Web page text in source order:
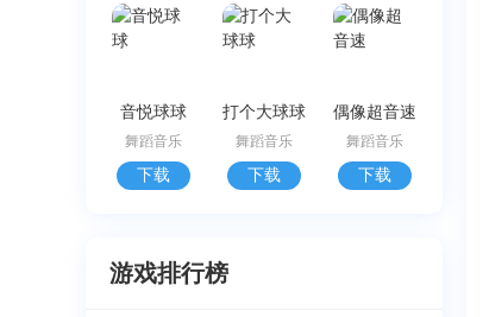
音悦球球
舞蹈音乐
下载
打个大球球
舞蹈音乐
下载
偶像超音速
舞蹈音乐
下载
游戏排行榜